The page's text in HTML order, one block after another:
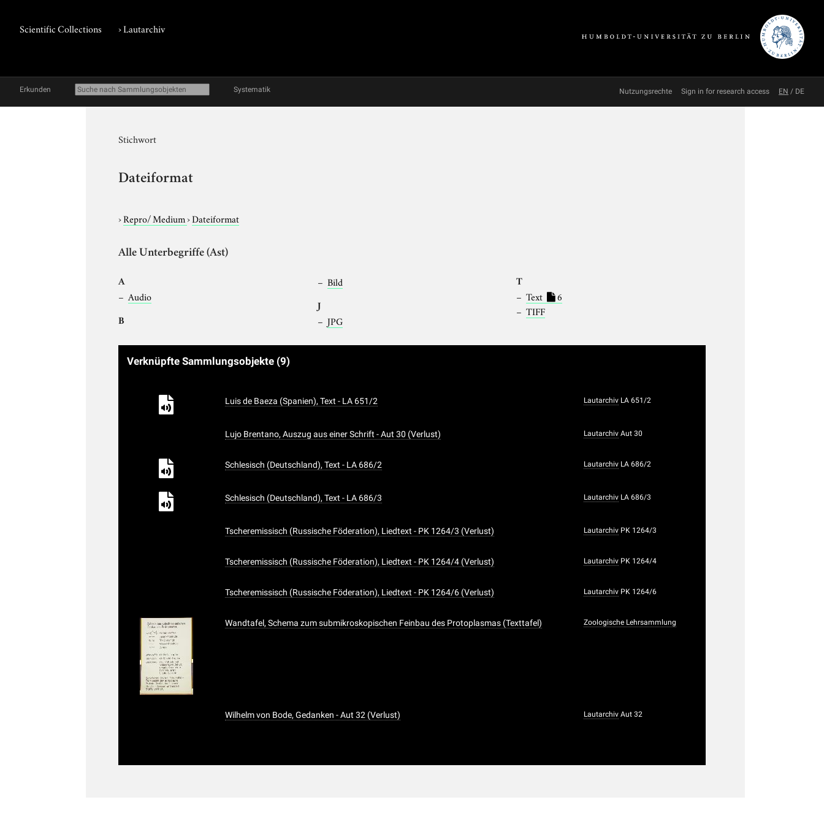
Scientific Collections ›Lautarchiv
Erkunden Systematik Nutzungsrechte Sign in for research access EN / DE
Stichwort
Dateiformat
›Repro/ Medium›Dateiformat
Alle Unterbegriffe (Ast)
A
Audio
B
Bild
J
JPG
T
Text
6
TIFF
Verknüpfte Sammlungsobjekte (9)
Luis de Baeza (Spanien), Text - LA 651/2 Lautarchiv LA 651/2
Lujo Brentano, Auszug aus einer Schrift - Aut 30 (Verlust) Lautarchiv Aut 30
Schlesisch (Deutschland), Text - LA 686/2 Lautarchiv LA 686/2
Schlesisch (Deutschland), Text - LA 686/3 Lautarchiv LA 686/3
Tscheremissisch (Russische Föderation), Liedtext - PK 1264/3 (Verlust) Lautarchiv PK 1264/3
Tscheremissisch (Russische Föderation), Liedtext - PK 1264/4 (Verlust) Lautarchiv PK 1264/4
Tscheremissisch (Russische Föderation), Liedtext - PK 1264/6 (Verlust) Lautarchiv PK 1264/6
Wandtafel, Schema zum submikroskopischen Feinbau des Protoplasmas (Texttafel) Zoologische Lehrsammlung
Wilhelm von Bode, Gedanken - Aut 32 (Verlust) Lautarchiv Aut 32